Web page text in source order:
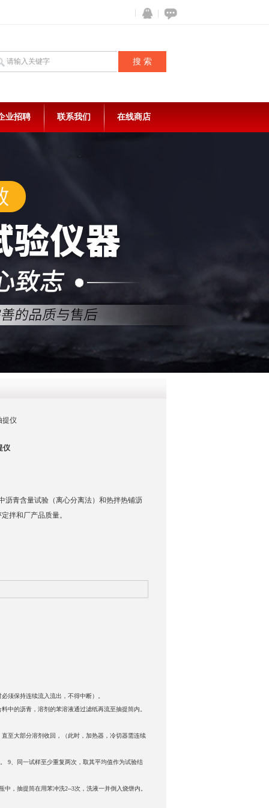
在线咨
QQ
业招聘 联系我们 在线商店
提仪
仪
沥青含量试验（离心分离法）和热拌热铺沥
拌和厂产品质量。
必须保持连续流入流出，不得中断）。
中的沥青，溶剂的苯溶液通过滤纸再流至抽提筒内。
至大部分溶剂收回，（此时，加热器，冷切器需连续
9、同一试样至少重复两次，取其平均值作为试验结
，抽提筒在用苯冲洗2--3次，洗液一并倒入烧饼内。